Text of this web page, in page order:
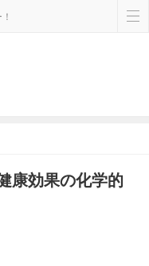
康効果の化学的